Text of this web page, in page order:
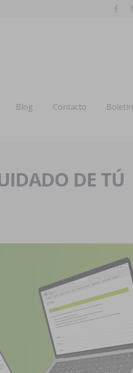
Blog Contacto Boletín
DE TÚ